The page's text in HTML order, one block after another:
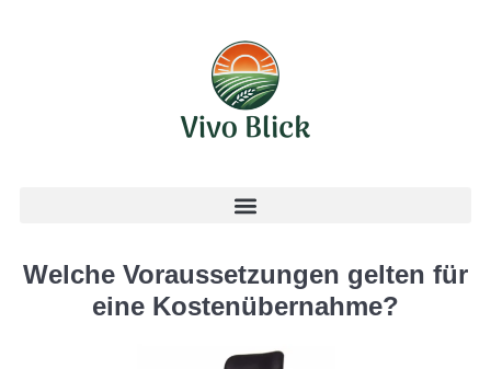
Welche Voraussetzungen gelten für
eine Kostenübernahme?